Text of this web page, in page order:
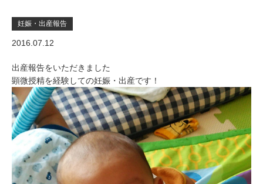
妊娠・出産報告
2016.07.12
出産報告をいただきました
顕微授精を経験しての妊娠・出産です！